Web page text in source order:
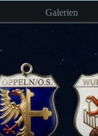
springen
Galerien